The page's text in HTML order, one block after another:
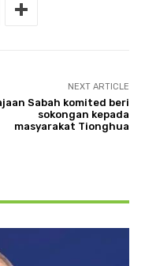
NEXT ARTICLE
Sabah komited beri
sokongan kepada
masyarakat Tionghua